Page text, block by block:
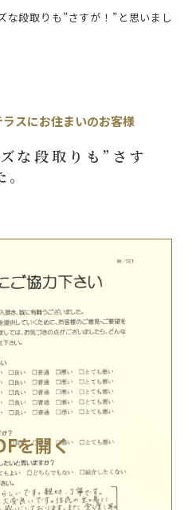
な段取りも”さすが！”と思いまし
スにお住まいのお客様
な段取りも”さす
を開く